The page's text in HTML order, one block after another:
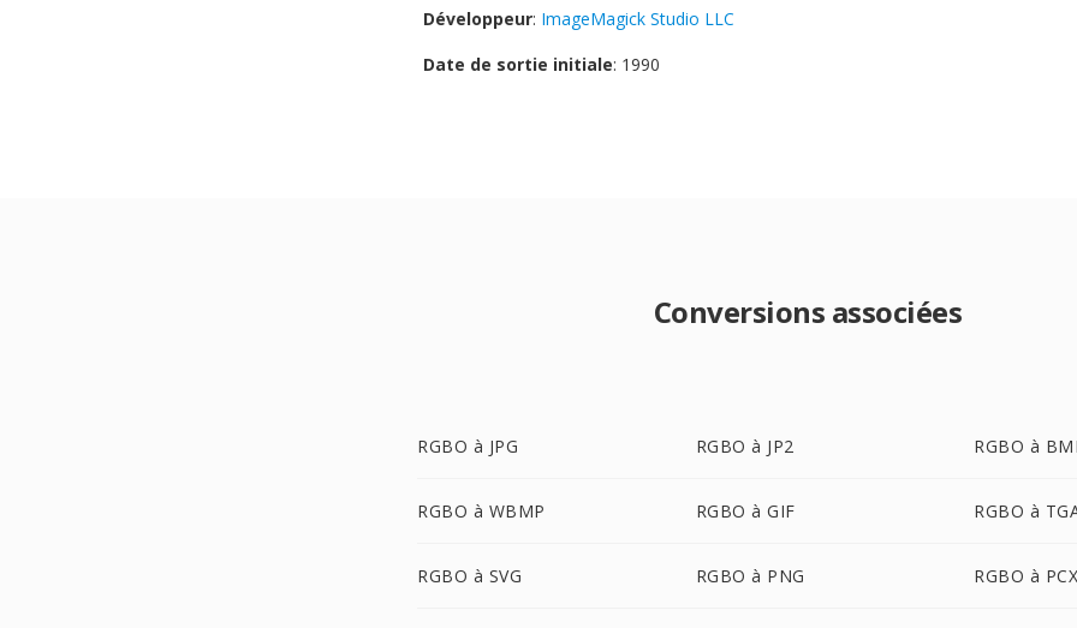
Développeur: ImageMagick Studio LLC
Date de sortie initiale: 1990
Conversions associées
RGBO à JPG RGBO à JP2 RGBO à
RGBO à WBMP RGBO à GIF RGBO à
RGBO à SVG RGBO à PNG RGBO à PCX